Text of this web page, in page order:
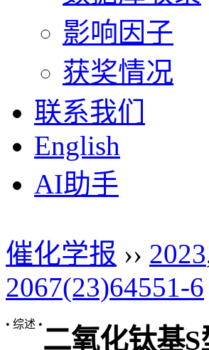
影响因子
获奖情况
联系我们
English
AI助手
催化学报 ›› 2023
2067(23)64551-6
• 综述 •
二氧化钛基